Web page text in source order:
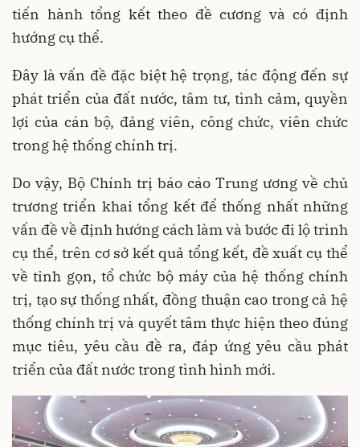
tiến hành tổng kết theo đề cương và có định
hướng cụ thể.
Đây là vấn đề đặc biệt hệ trọng, tác động đến sự
phát triển của đất nước, tâm tư, tình cảm, quyền
lợi của cán bộ, đảng viên, công chức, viên chức
trong hệ thống chính trị.
Do vậy, Bộ Chính trị báo cáo Trung ương về chủ
trương triển khai tổng kết để thống nhất những
vấn đề về định hướng cách làm và bước đi lộ trình
cụ thể, trên cơ sở kết quả tổng kết, đề xuất cụ thể
về tinh gọn, tổ chức bộ máy của hệ thống chính
trị, tạo sự thống nhất, đồng thuận cao trong cả hệ
thống chính trị và quyết tâm thực hiện theo đúng
mục tiêu, yêu cầu đề ra, đáp ứng yêu cầu phát
triển của đất nước trong tình hình mới.